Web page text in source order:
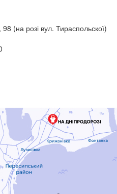
(на розі вул. Тираспольскої)